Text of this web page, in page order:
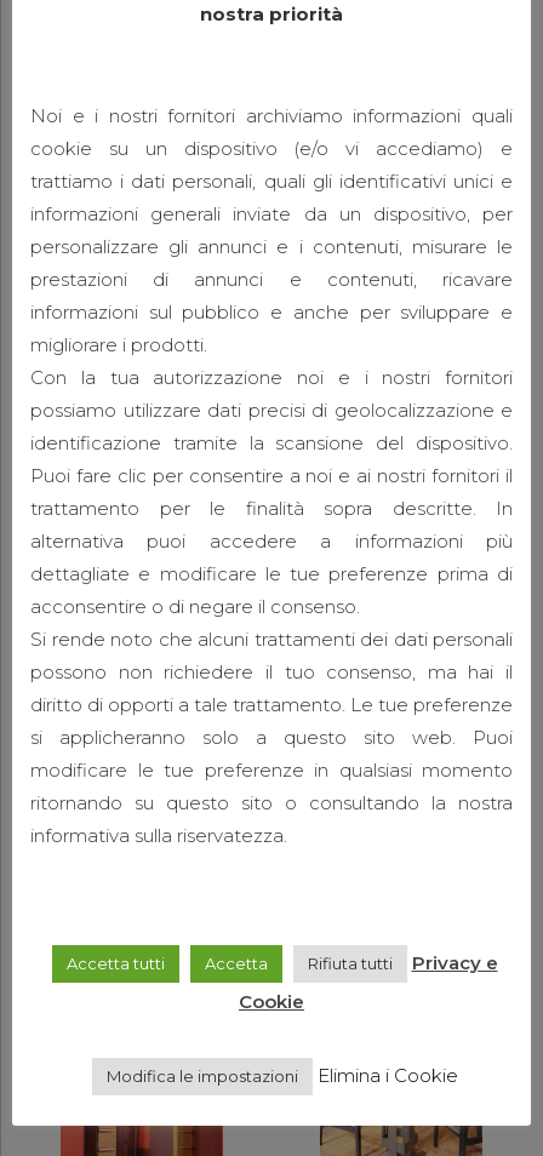
nostra priorità
Noi e i nostri fornitori archiviamo informazioni quali
cookie su un dispositivo (e/o vi accediamo) e
trattiamo i dati personali, quali gli identificativi unici e
informazioni generali inviate da un dispositivo, per
personalizzare gli annunci e i contenuti, misurare le
prestazioni di annunci e contenuti, ricavare
informazioni sul pubblico e anche per sviluppare e
migliorare i prodotti.
Con la tua autorizzazione noi e i nostri fornitori
possiamo utilizzare dati precisi di geolocalizzazione e
identificazione tramite la scansione del dispositivo.
Puoi fare clic per consentire a noi e ai nostri fornitori il
trattamento per le finalità sopra descritte. In
alternativa puoi accedere a informazioni più
dettagliate e modificare le tue preferenze prima di
acconsentire o di negare il consenso.
Si rende noto che alcuni trattamenti dei dati personali
possono non richiedere il tuo consenso, ma hai il
diritto di opporti a tale trattamento. Le tue preferenze
si applicheranno solo a questo sito web. Puoi
modificare le tue preferenze in qualsiasi momento
ritornando su questo sito o consultando la nostra
informativa sulla riservatezza.
Accetta tutti Accetta Rifiuta tutti
Privacy e
Cookie
Modifica le impostazioni Elimina i Cookie